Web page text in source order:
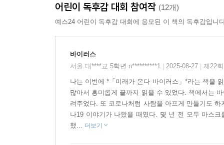
과학의 바탕 위에서 존재한다는 생각으로, 무엇보
다양한 문제를 제기하고, 유도하고, 자연스럽게
《게놈》, 《미래 에너지》, 《서기 10001년》로
미지의 영역을 가장 쉽게 푼《미래가 온다, 바이러
바이러스는 동물도 아니고 식물도 아니다. 세균
때문에 생명체라고 할 수 없다. 자기 복제를 한
어린이 독후감 대회 참여작 (12개)
예스24 어린이 독후감 대회에 응모된 이 책의 독후감입니
바이러스
서울 대****교 5학년 n**********1
2025-08-27 제22
나는 이번에 *「미래가 온다 바이러스」*라는 책을
많아서 흥미롭게 끝까지 읽을 수 있었다. 책에서는
려주었다. 또 코로나처럼 사람을 아프게 만들기도
나19 이야기가 나왔을 때였다. 몇 년 전 모두 마스
했... 더보기